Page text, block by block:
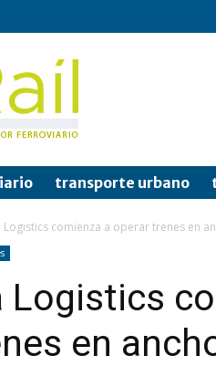
transporte urbano
Logistics comienza a operar trenes en
Logistics
en